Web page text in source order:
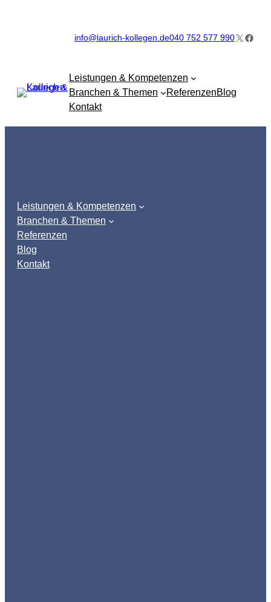
info@laurich-kollegen.de040 752 577 990X
Leistungen & Kompetenzen
Branchen & Themen
ReferenzenBlog
Kontakt
Leistungen & Kompetenzen
Branchen & Themen
Referenzen
Blog
Kontakt